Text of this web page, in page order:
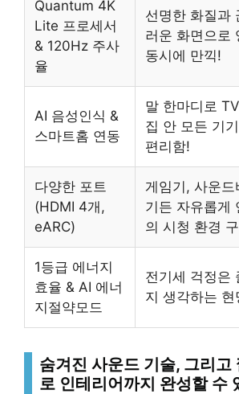
Quantum 4K
Lite 프로세서
& 120Hz 주사
율
선명한 화질과
러운 화면으로
동시에 만끽!
AI 음성인식 &
스마트홈 연동
말 한마디로
집 안 모든 기
편리함!
다양한 포트
(HDMI 4개,
eARC)
게임기, 사운
기든 자유롭게
의 시청 환경
1등급 에너지
효율 & AI 에너
지절약모드
전기세 걱정은
지 생각하는 현
숨겨진 사운드 기술, 그리고
로 인테리어까지 완성할 수